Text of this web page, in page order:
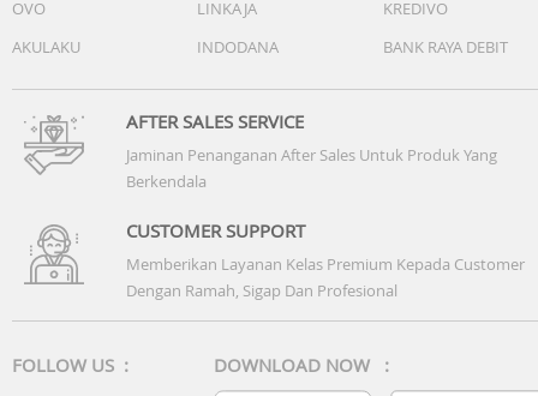
OVO
LINKAJA
KREDIVO
AKULAKU
INDODANA BANK RAYA DEBIT
AFTER SALES SERVICE
Jaminan Penanganan After Sales Untuk Produk Yang
Berkendala
CUSTOMER SUPPORT
Memberikan Layanan Kelas Premium Kepada Customer
Dengan Ramah, Sigap Dan Profesional
FOLLOW US : DOWNLOAD NOW :